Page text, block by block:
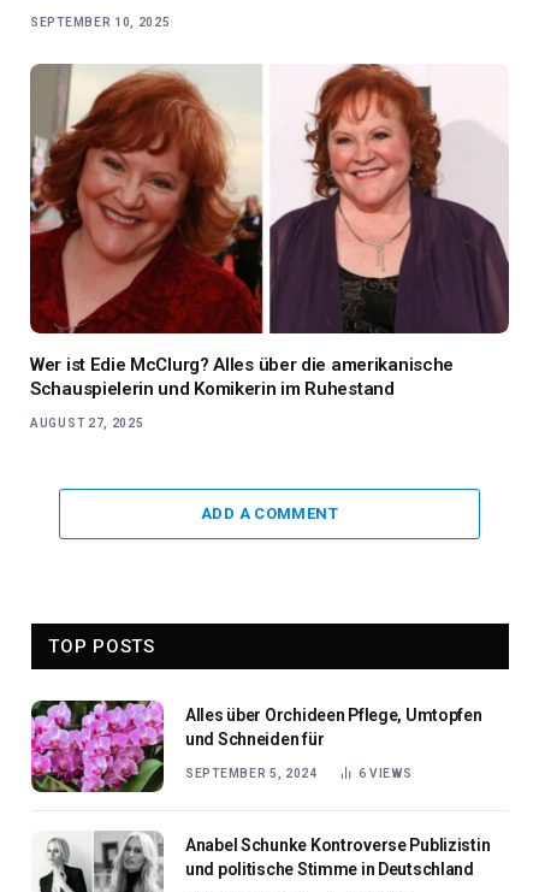
SEPTEMBER 10, 2025
Wer ist Edie McClurg? Alles über die amerikanische
Schauspielerin und Komikerin im Ruhestand
AUGUST 27, 2025
ADD A COMMENT
TOP POSTS
Alles über Orchideen Pflege, Umtopfen
und Schneiden für
SEPTEMBER 5, 2024 6VIEWS
Anabel Schunke Kontroverse Publizistin
und politische Stimme in Deutschland